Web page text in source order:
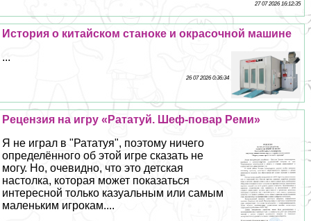
27 07 2026 16:12:35
История о китайском станоке и окрасочной машине
...
26 07 2026 0:36:34
Рецензия на игру «Рататуй. Шеф-повар Реми»
Я не играл в "Рататуя", поэтому ничего
определённого об этой игре сказать не
могу. Но, очевидно, что это детская
настолка, которая может показаться
интересной только казуальным или самым
маленьким игрокам....